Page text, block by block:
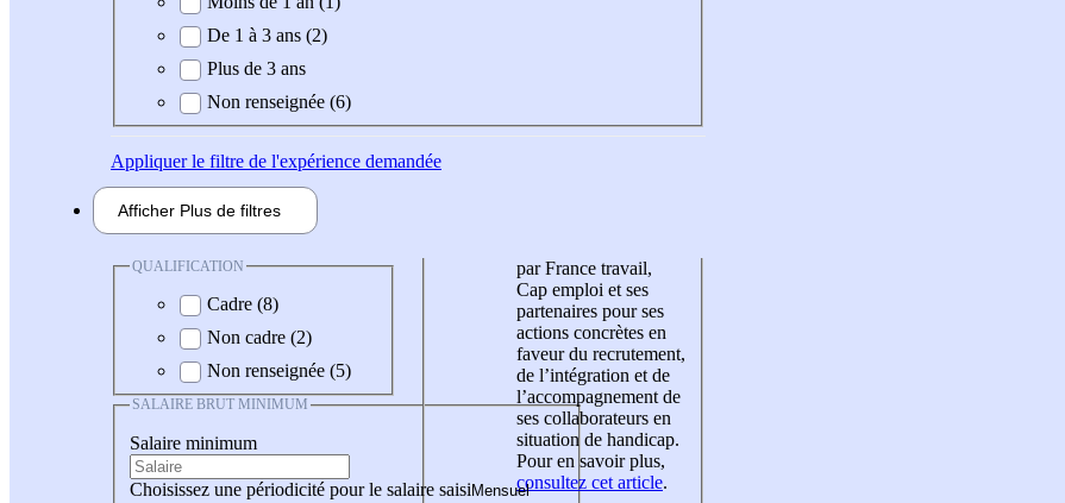
De 1 à 3 ans (2)
Plus de 3 ans
Non renseignée (6)
Appliquerle filtre de l'expérience demandée
Afficher Plus de filtres
QUALIFICATION
Cadre (8)
Non cadre (2)
Non renseignée (5)
SALAIRE BRUT MINIMUM
Salaire minimum
Choisissez une périodicité pour le salaire saisi
par France travail,
Cap emploi et ses
partenaires pour ses
actions concrètes en
faveur du recrutement,
de l’intégration et de
l’accompagnement de
ses collaborateurs en
situation de handicap.
Pour en savoir plus,
consultez cet article.